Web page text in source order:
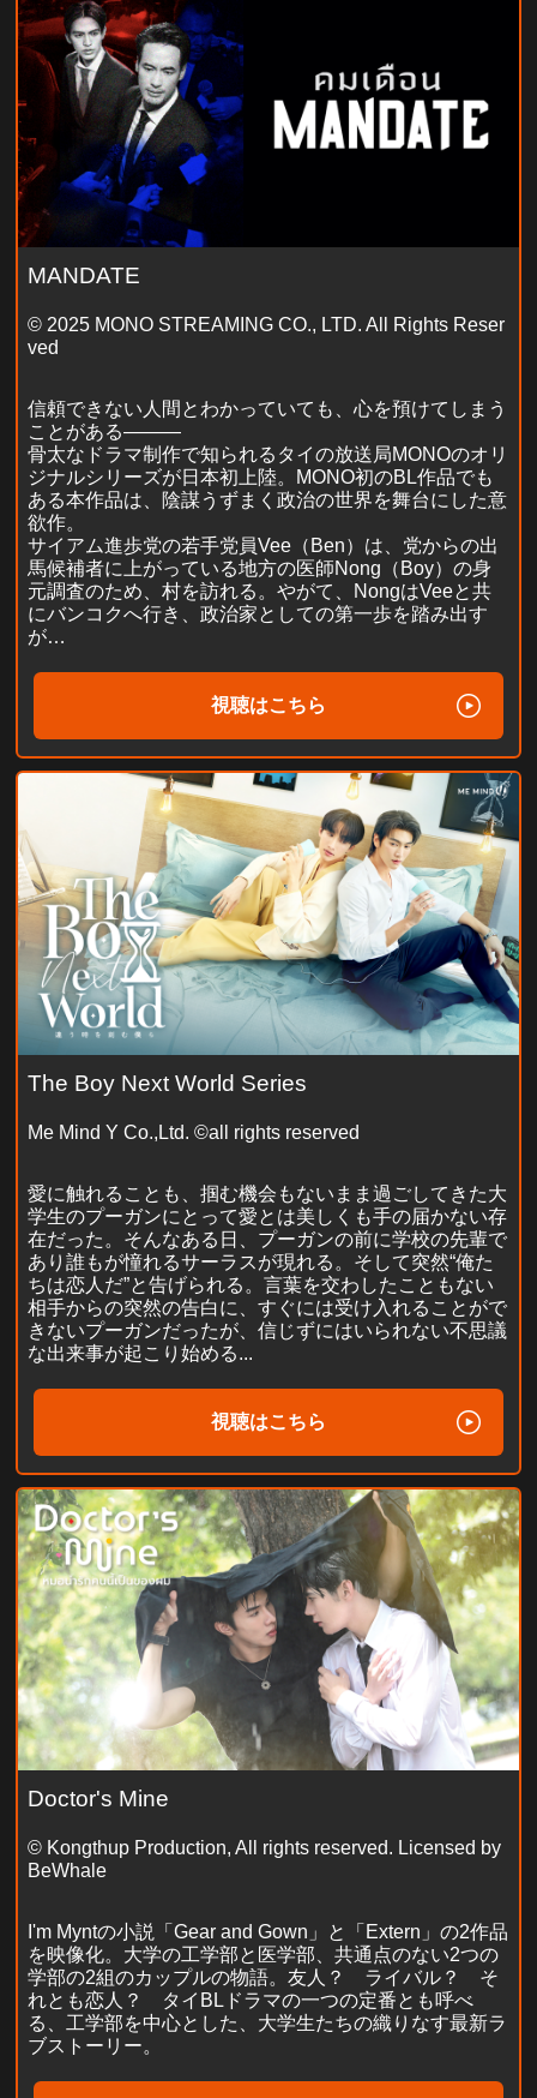
MANDATE
© 2025 MONO STREAMING CO., LTD. All Rights Reser
ved
信頼できない人間とわかっていても、心を預けてしまう
ことがある―――
骨太なドラマ制作で知られるタイの放送局MONOのオリ
ジナルシリーズが日本初上陸。MONO初のBL作品でも
ある本作品は、陰謀うずまく政治の世界を舞台にした意
欲作。
サイアム進歩党の若手党員Vee（Ben）は、党からの出
馬候補者に上がっている地方の医師Nong（Boy）の身
元調査のため、村を訪れる。やがて、NongはVeeと共
にバンコクへ行き、政治家としての第一歩を踏み出す
が…
視聴はこちら
The Boy Next World Series
Me Mind Y Co.,Ltd. ©all rights reserved
愛に触れることも、掴む機会もないまま過ごしてきた大
学生のプーガンにとって愛とは美しくも手の届かない存
在だった。そんなある日、プーガンの前に学校の先輩で
あり誰もが憧れるサーラスが現れる。そして突然“俺た
ちは恋人だ”と告げられる。言葉を交わしたこともない
相手からの突然の告白に、すぐには受け入れることがで
きないプーガンだったが、信じずにはいられない不思議
な出来事が起こり始める...
視聴はこちら
Doctor's Mine
© Kongthup Production, All rights reserved. Licensed by
BeWhale
I'm Myntの小説「Gear and Gown」と「Extern」の2作品
を映像化。大学の工学部と医学部、共通点のない2つの
学部の2組のカップルの物語。友人？ ライバル？ そ
れとも恋人？ タイBLドラマの一つの定番とも呼べ
る、工学部を中心とした、大学生たちの織りなす最新ラ
ブストーリー。